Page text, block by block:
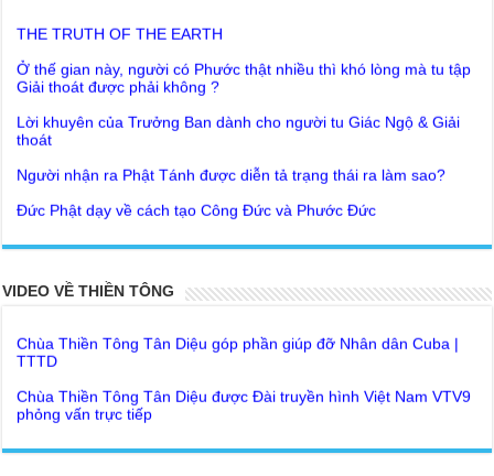
Giải thoát được phải không ?
Lời khuyên của Trưởng Ban dành cho người tu Giác Ngộ & Giải
thoát
Đức Phật dạy về cách tạo Công Đức và Phước Đức
Như Lai dạy về Lời kỉnh nguyện trước khi ăn cơm
Như Lai Thanh Tịnh Thiền, Thiền Tông và Tổ Sư thiền là sao?
Tu theo Thiền tông phải bỏ hết sao?
Yếu chỉ Thiền tông, Bí mật Thiền tông là sao?
ngôi vua
VIDEO VỀ THIỀN TÔNG
Giải đáp Thiền tông P19 - Ma Vương là ai? Cha để đức cho con?
Khoa học bế tắc về tìm nguồn gốc sự sống con người. Thầy
là nơi công bố Thiền Tông ? | TTTD
TTTD
phỏng vấn trực tiếp
Chùa Thiền Tông Tân Diệu - Phóng sự "Gieo duyên giữa mùa lũ"